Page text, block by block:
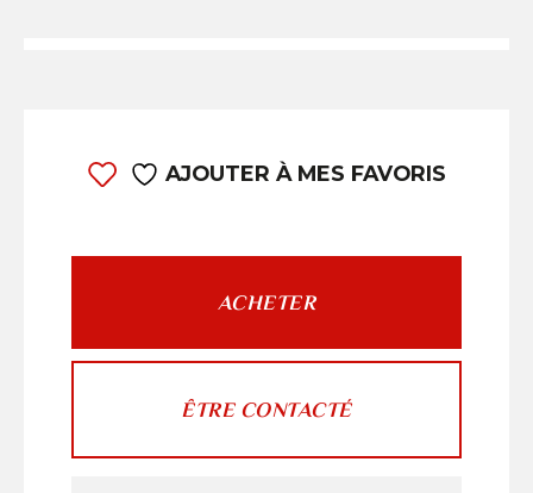
AJOUTER À MES FAVORIS
ACHETER
ÊTRE CONTACTÉ